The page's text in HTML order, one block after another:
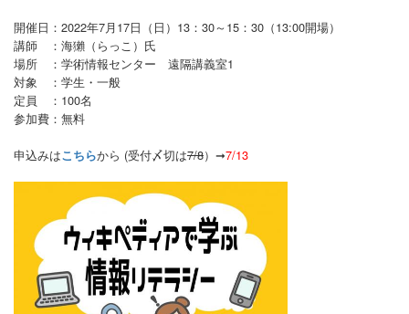
開催日：2022年7月17日（日）13：30～15：30（13:00開場）
講師 ：海獺（らっこ）氏
場所 ：学術情報センター 遠隔講義室1
対象 ：学生・一般
定員 ：100名
参加費：無料
申込みはこちらから (受付〆切は7/8）➞7/13